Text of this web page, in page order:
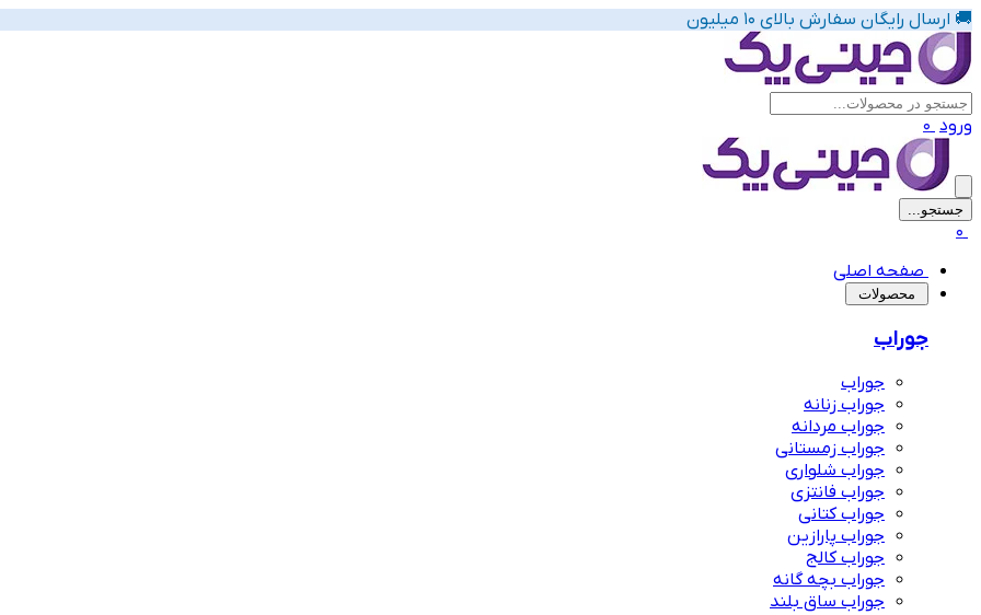
🚚 ارسال رایگان سفارش بالای 10 میلیون
ورود 0
جستجو...
0
صفحه اصلی
‌محصولات
جوراب
جوراب
جوراب زنانه
جوراب مردانه
جوراب زمستانی
جوراب شلواری
جوراب فانتزی
جوراب کتانی
جوراب پارازین
جوراب کالج
جوراب بچه گانه
جوراب ساق بلند
پیشنهاد های لباس زیر زنانه